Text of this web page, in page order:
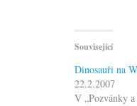
Související
Dinosauři na
22.2.2007
V „Pozvánky